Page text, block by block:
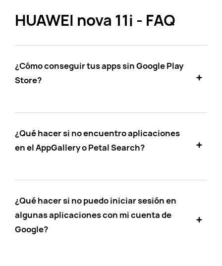
HUAWEI nova 11i - FAQ
¿Cómo conseguir tus apps sin Google Play
Store?
¿Qué hacer si no encuentro aplicaciones
en el AppGallery o Petal Search?
¿Qué hacer si no puedo iniciar sesión en
algunas aplicaciones con mi cuenta de
Google?